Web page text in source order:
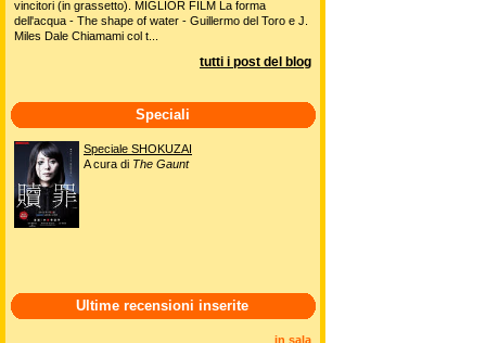
vincitori (in grassetto). MIGLIOR FILM La forma
dell'acqua - The shape of water - Guillermo del Toro e J.
Miles Dale Chiamami col t...
tutti i post del blog
Speciali
Speciale SHOKUZAI
A cura di The Gaunt
Ultime recensioni inserite
in sala